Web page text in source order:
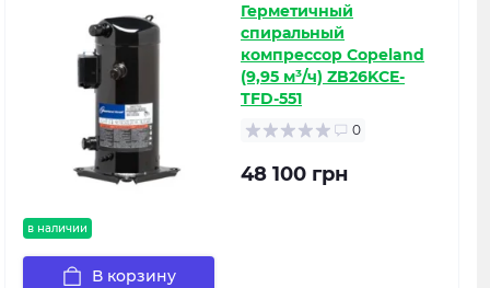
в наличии
Герметичный
спиральный
компрессор Copeland
(9,95 м³/ч) ZB26KCE-
TFD-551
0
48 100 грн
В корзину